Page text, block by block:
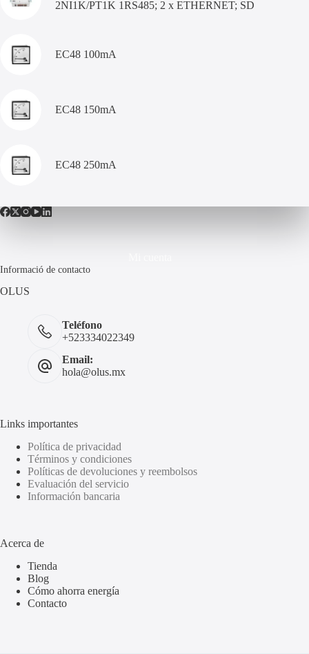
2NI1K/PT1K 1RS485; 2 x ETHERNET; SD
EC48 100mA
EC48 150mA
EC48 250mA
Informació de contacto
OLUS
Teléfono
+523334022349
Email:
hola@olus.mx
Links importantes
Política de privacidad
Términos y condiciones
Políticas de devoluciones y reembolsos
Evaluación del servicio
Información bancaria
Acerca de
Tienda
Blog
Cómo ahorra energía
Contacto